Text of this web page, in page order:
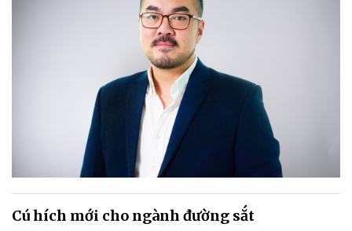
Cú hích mới cho ngành đường sắt